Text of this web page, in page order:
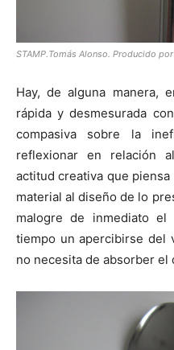
STAMP. Tomás Alonso. Producido por
Hay, de alguna manera,
rápida y desmesurada
compasiva sobre la
reflexionar en relación
actitud creativa que
material al diseño de lo
malogre de inmediato
tiempo un apercibirse del
no necesita de absorber